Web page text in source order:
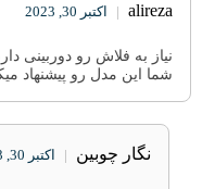
alireza
| اکتبر 30, 2023
نیاز به فلاش رو دوربینی
شما این مدل رو پیشنهاد
نگار چوبین | اکتبر 30, 2023